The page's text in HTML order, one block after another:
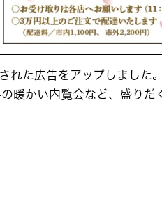
れた広告をアップしました。
暖かい内覧会など、盛りだ